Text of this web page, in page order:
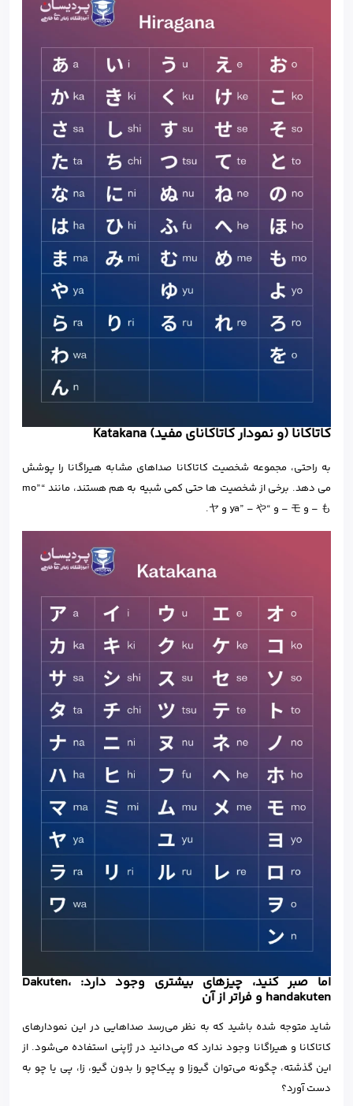
کاتاکانا (و نمودار کاتاکانای مفید) Katakana
به راحتی، مجموعه شخصیت کاتاکانا صداهای مشابه هیراگانا را پوشش
می دهد. برخی از شخصیت ها حتی کمی شبیه به هم هستند، مانند “mo”
– も و モ – و “ya” – や و ヤ.
اما صبر کنید، چیزهای بیشتری وجود دارد: Dakuten،
handakuten و فراتر از آن
شاید متوجه شده باشید که به نظر می‌رسد صداهایی در این نمودارهای
کاتاکانا و هیراگانا وجود ندارد که می‌دانید در ژاپنی استفاده می‌شود. از
این گذشته، چگونه می‌توان گیوزا و پیکاچو را بدون گیو، زا، پی یا چو به
دست آورد؟